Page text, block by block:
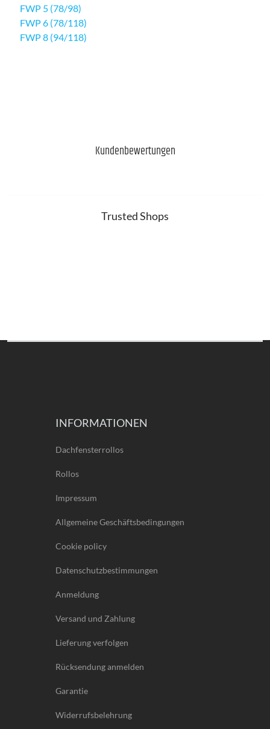
FWP 5 (78/98)
FWP 6 (78/118)
FWP 8 (94/118)
Kundenbewertungen
Trusted Shops
INFORMATIONEN
Dachfensterrollos
Rollos
Impressum
Allgemeine Geschäftsbedingungen
Cookie policy
Datenschutzbestimmungen
Anmeldung
Versand und Zahlung
Lieferung verfolgen
Rücksendung anmelden
Garantie
Widerrufsbelehrung